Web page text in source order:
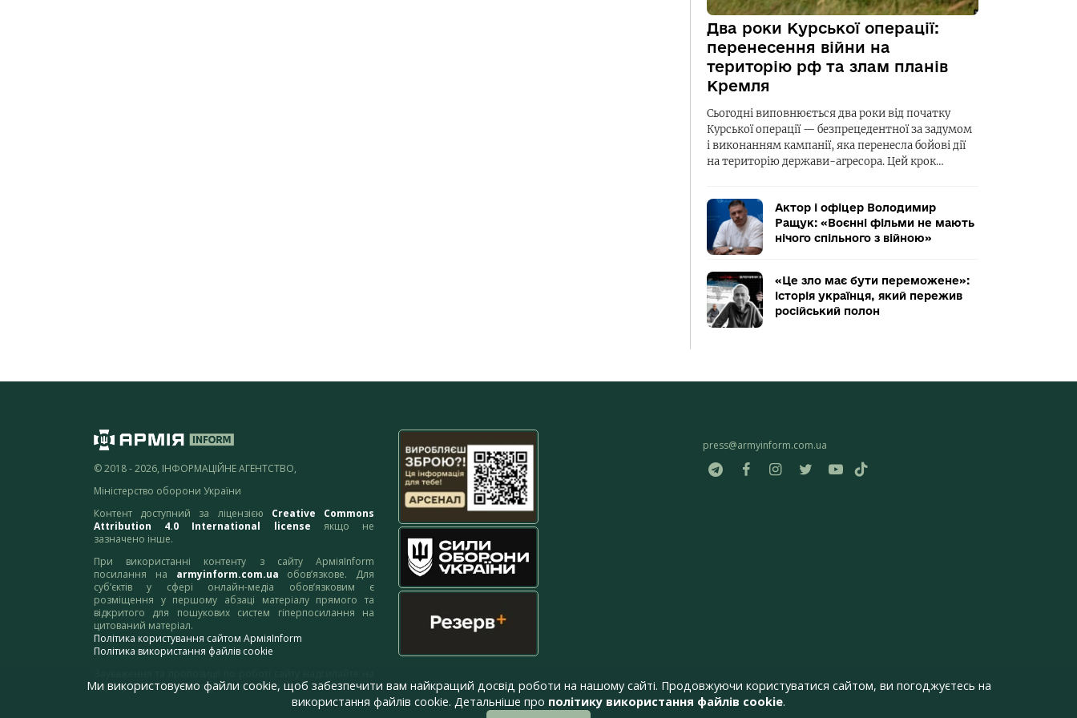
Два роки Курської операції:
перенесення війни на
територію рф та злам планів
Кремля
Сьогодні виповнюється два роки від початку
Курської операції — безпрецедентної за задумом
і виконанням кампанії, яка перенесла бойові дії
на територію держави-агресора. Цей крок…
Актор і офіцер Володимир
Ращук: «Воєнні фільми не мають
нічого спільного з війною»
«Це зло має бути переможене»:
історія українця, який пережив
російський полон
© 2018 - 2026, ІНФОРМАЦІЙНЕ АГЕНТСТВО,
Міністерство оборони України
Контент доступний за ліцензією Creative Commons
Attribution 4.0 International license якщо не
зазначено інше.
При використанні контенту з сайту АрміяInform
посилання на armyinform.com.ua обов’язкове. Для
суб’єктів у сфері онлайн-медіа обов’язковим є
розміщення у першому абзаці матеріалу прямого та
відкритого для пошукових систем гіперпосилання на
цитований матеріал.
Політика користування сайтом АрміяInform
Політика використання файлів cookie
адресу:webmaster@armyinform.com.ua
press@armyinform.com.ua
Ми використовуємо файли cookie, щоб забезпечити вам найкращий досвід роботи на нашому сайті. Продовжуючи користуватися сайтом, ви погоджуєтесь на
використання файлів cookie. Детальніше про політику використання файлів cookie.